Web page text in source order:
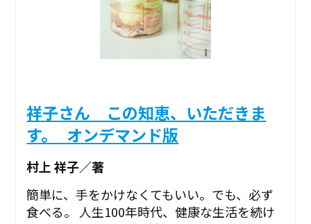
祥子さん この知恵、いただきま
す。_オンデマンド版
村上 祥子／著
簡単に、手をかけなくてもいい。でも、必ず
食べる。 人生100年時代、健康な生活を続け